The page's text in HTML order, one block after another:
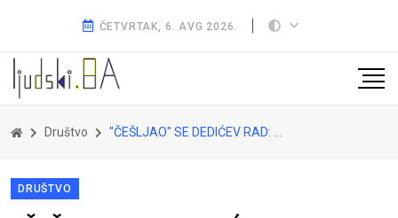
ČETVRTAK, 6. AVG 2026.
Društvo "ČEŠLJAO" SE DEDIĆEV RAD: Poticaje u poljoprivrediu nisu svi opravdali, nema zabrane apliciranja
DRUŠTVO